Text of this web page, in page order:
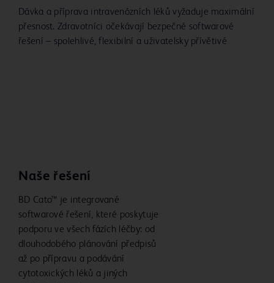
Dávka a příprava intravenózních léků vyžaduje maximální
přesnost. Zdravotníci očekávají bezpečné softwarové
řešení – spolehlivé, flexibilní a uživatelsky přívětivé
Naše řešení
BD Cato™ je integrované
softwarové řešení, které poskytuje
podporu ve všech fázích léčby: od
dlouhodobého plánování předpisů
až po přípravu a podávání
cytotoxických léků a jiných